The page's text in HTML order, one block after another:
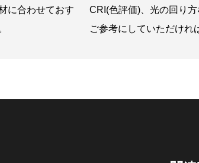
に合わせておす
CRI(色評価)、光の回り
ご参考にしていただけれ